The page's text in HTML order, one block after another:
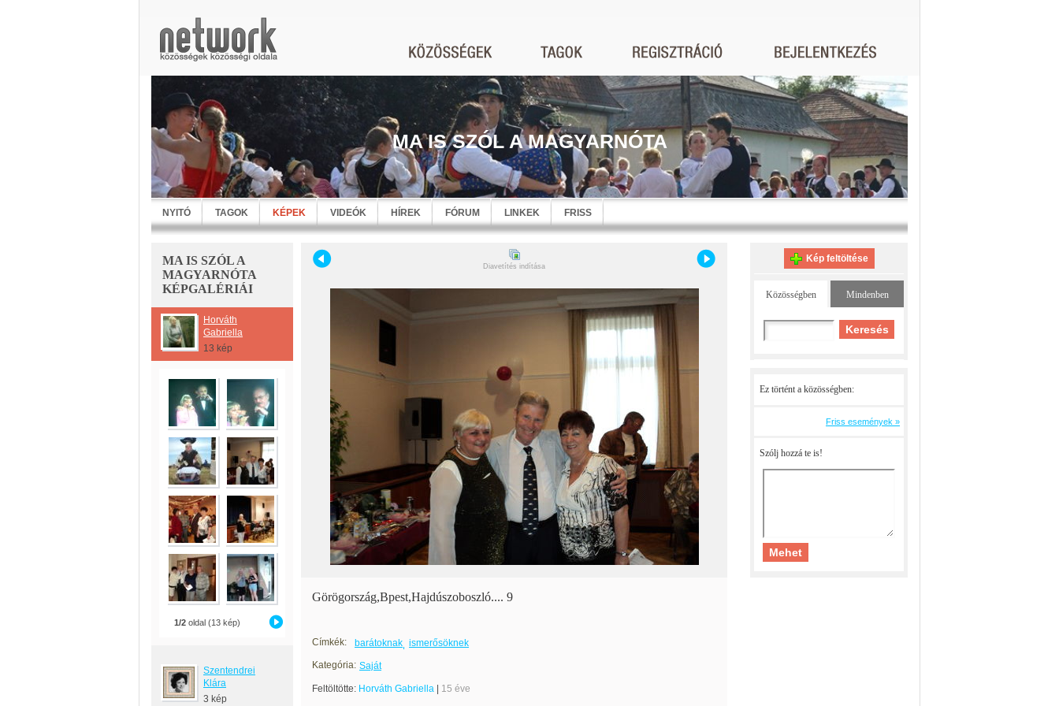
MA IS SZÓL A MAGYARNÓTA
NYITÓ TAGOK KÉPEK VIDEÓK HÍREK FÓRUM LINKEK FRISS
MA IS SZÓL A
MAGYARNÓTA
KÉPGALÉRIÁI
Horváth
Gabriella
13 kép
1/2 oldal (13 kép)
Szentendrei
Klára
3 kép
Diavetítés indítása
Görögország,Bpest,Hajdúszoboszló.... 9
Címkék: barátoknak ismerősöknek
Kategória: Saját
Feltöltötte: Horváth Gabriella 15 éve
Kép feltöltése
Közösségben Mindenben
Ez történt a közösségben:
Friss események »
Szólj hozzá te is!